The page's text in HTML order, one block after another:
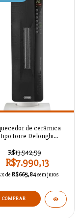
de cerâmica
tipo torre Delonghi
R$13.542,59
R$7.990,13
x de R$665,84 sem juros